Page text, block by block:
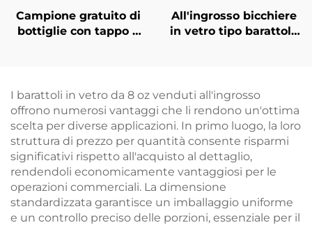
Campione gratuito di
bottiglie con tappo a
All'ingrosso bicchiere
in vetro tipo barattolo
I barattoli in vetro da 8 oz venduti all'ingrosso
offrono numerosi vantaggi che li rendono un'ottima
scelta per diverse applicazioni. In primo luogo, la loro
struttura di prezzo per quantità consente risparmi
significativi rispetto all'acquisto al dettaglio,
rendendoli economicamente vantaggiosi per le
operazioni commerciali. La dimensione
standardizzata garantisce un imballaggio uniforme
e un controllo preciso delle porzioni, essenziale per il